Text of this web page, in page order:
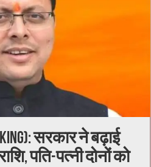
सरकार ने बढ़ाई
पति-पत्नी दोनों को